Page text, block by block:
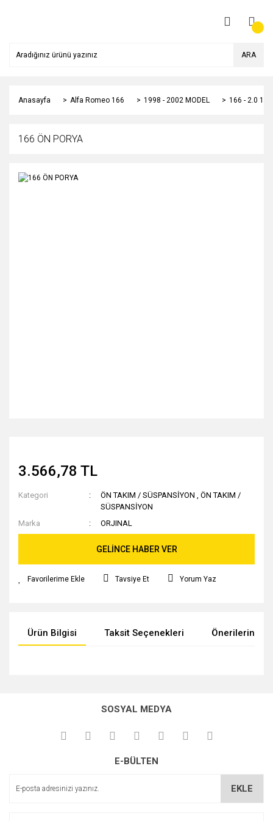
ARA
Anasayfa Alfa Romeo 166 1998 - 2002 MODEL 166 - 2.0
166 ÖN PORYA
3.566,78 TL
Kategori ÖN TAKIM / SÜSPANSİYON ,ÖN TAKIM /
SÜSPANSİYON
Marka
ORJINAL
GELİNCE HABER VER
Tavsiye Et Yorum Yaz
Ürün Bilgisi Taksit Seçenekleri Önerileriniz
kullanarak tarafımıza iletebilirsiniz.
Görüş ve önerileriniz için teşekkür ederiz.
Ürün açıklamasında eksik bilgiler bulunuyor.
SOSYAL MEDYA
E-BÜLTEN
EKLE